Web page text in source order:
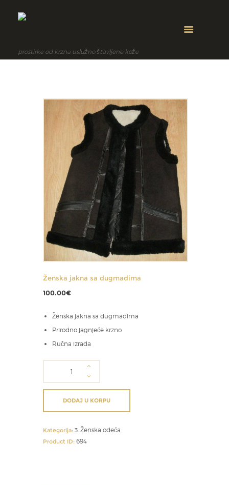
prostirke od krzna uslužno štavljene kože
Ženska jakna sa dugmadima
100.00€
Ženska jakna sa dugmadima
Prirodno jagnjeće krzno
Ručna izrada
dugmadima
DODAJ U KORPU
Kategorija: 3. Ženska odeća
Product ID: 694